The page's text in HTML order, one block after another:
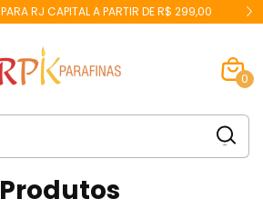
GANHE 5% OFF NO PIX
0
Produtos